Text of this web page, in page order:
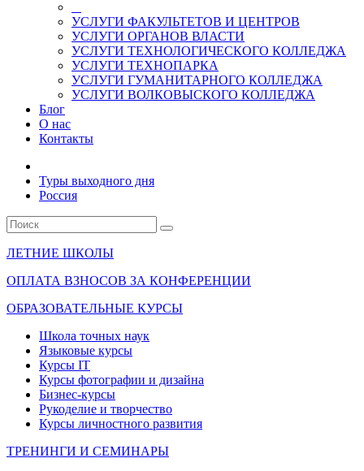
УСЛУГИ ФАКУЛЬТЕТОВ И ЦЕНТРОВ
УСЛУГИ ОРГАНОВ ВЛАСТИ
УСЛУГИ ТЕХНОЛОГИЧЕСКОГО КОЛЛЕДЖА
УСЛУГИ ТЕХНОПАРКА
УСЛУГИ ГУМАНИТАРНОГО КОЛЛЕДЖА
УСЛУГИ ВОЛКОВЫСКОГО КОЛЛЕДЖА
Блог
О нас
Контакты
Туры выходного дня
Россия
ЛЕТНИЕ ШКОЛЫ
ОПЛАТА ВЗНОСОВ ЗА КОНФЕРЕНЦИИ
ОБРАЗОВАТЕЛЬНЫЕ КУРСЫ
Школа точных наук
Языковые курсы
Курсы IT
Курсы фотографии и дизайна
Бизнес-курсы
Рукоделие и творчество
Курсы личностного развития
ТРЕНИНГИ И СЕМИНАРЫ